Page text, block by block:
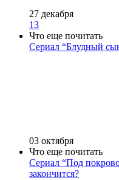
27 декабря
13
Что еще почитать
Сериал “Блудный
03 октября
Что еще почитать
Сериал “Под
закончится?